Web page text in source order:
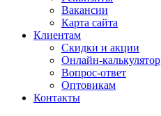
Вакансии
Карта сайта
Клиентам
Скидки и акции
Онлайн-калькулятор
Вопрос-ответ
Оптовикам
Контакты